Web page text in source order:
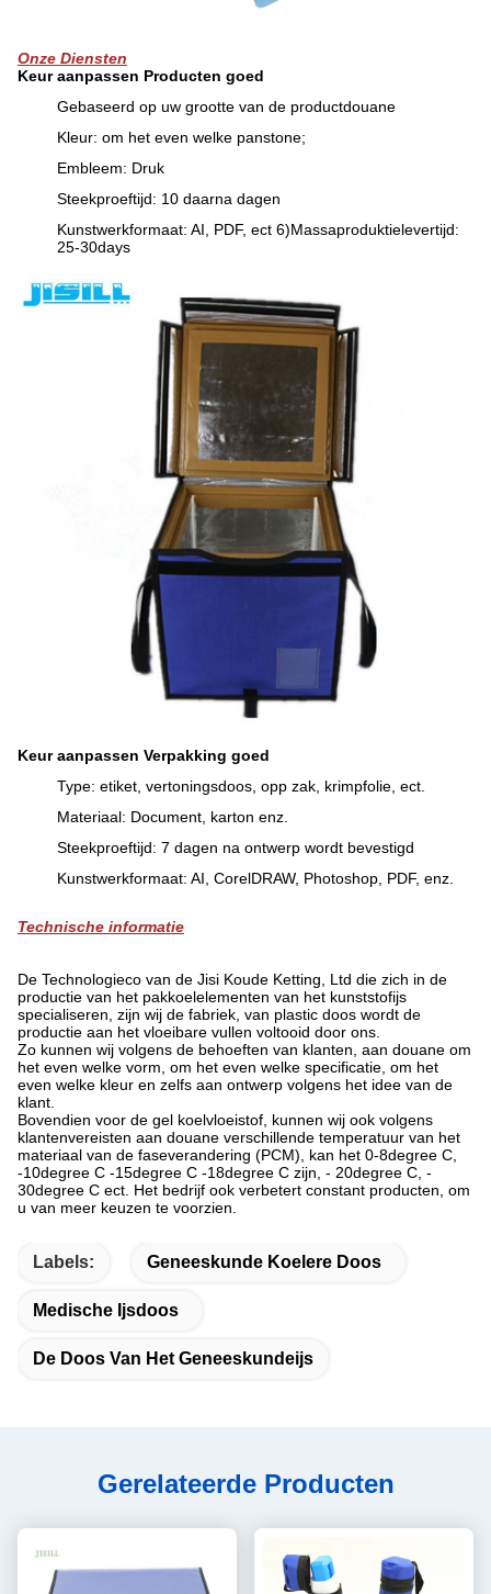
Onze Diensten
Keur aanpassen Producten goed
Gebaseerd op uw grootte van de productdouane
Kleur: om het even welke panstone;
Embleem: Druk
Steekproeftijd: 10 daarna dagen
Kunstwerkformaat: AI, PDF, ect 6)Massaproduktielevertijd:
25-30days
Keur aanpassen Verpakking goed
Type: etiket, vertoningsdoos, opp zak, krimpfolie, ect.
Materiaal: Document, karton enz.
Steekproeftijd: 7 dagen na ontwerp wordt bevestigd
Kunstwerkformaat: AI, CorelDRAW, Photoshop, PDF, enz.
Technische informatie
De Technologieco van de Jisi Koude Ketting, Ltd die zich in de
productie van het pakkoelelementen van het kunststofijs
specialiseren, zijn wij de fabriek, van plastic doos wordt de
productie aan het vloeibare vullen voltooid door ons.
Zo kunnen wij volgens de behoeften van klanten, aan douane om
het even welke vorm, om het even welke specificatie, om het
even welke kleur en zelfs aan ontwerp volgens het idee van de
klant.
Bovendien voor de gel koelvloeistof, kunnen wij ook volgens
klantenvereisten aan douane verschillende temperatuur van het
materiaal van de faseverandering (PCM), kan het 0-8degree C,
-10degree C -15degree C -18degree C zijn, - 20degree C, -
30degree C ect. Het bedrijf ook verbetert constant producten, om
u van meer keuzen te voorzien.
Labels: Geneeskunde Koelere Doos
Medische Ijsdoos
De Doos Van Het Geneeskundeijs
Gerelateerde Producten